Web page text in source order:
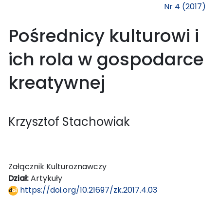
Nr 4 (2017)
Pośrednicy kulturowi i
ich rola w gospodarce
kreatywnej
Krzysztof Stachowiak
Załącznik Kulturoznawczy
Dział:Artykuły
https://doi.org/10.21697/zk.2017.4.03